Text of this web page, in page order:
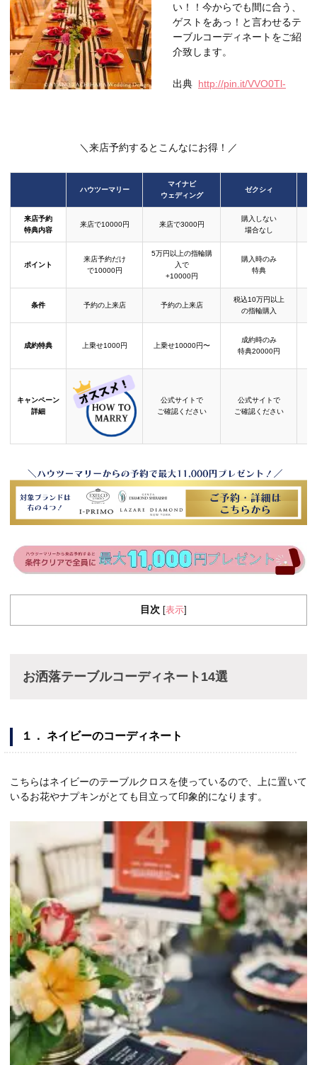
い！！今からでも間に合う、
ゲストをあっ！と言わせるテ
ーブルコーディネートをご紹
介致します。
出典 http://pin.it/VVO0Tl-
＼来店予約するとこんなにお得！／
ハウツーマリー
マイナビ
ウェディング
ゼクシィ
来店予約
特典内容
来店で10000円 来店で3000円
購入しない
場合なし
ポイント
来店予約だけ
で10000円
5万円以上の指輪購
入で
+10000円
購入時のみ
特典
条件 予約の上来店 予約の上来店
税込10万円以上
の指輪購入
成約特典 上乗せ1000円 上乗せ10000円〜
成約時のみ
特典20000円
キャンペーン
詳細
公式サイトで
ご確認ください
公式サイトで
ご確認ください
目次 表示
お洒落テーブルコーディネート14選
１． ネイビーのコーディネート
こちらはネイビーのテーブルクロスを使っているので、上に置いて
いるお花やナプキンがとても目立って印象的になります。